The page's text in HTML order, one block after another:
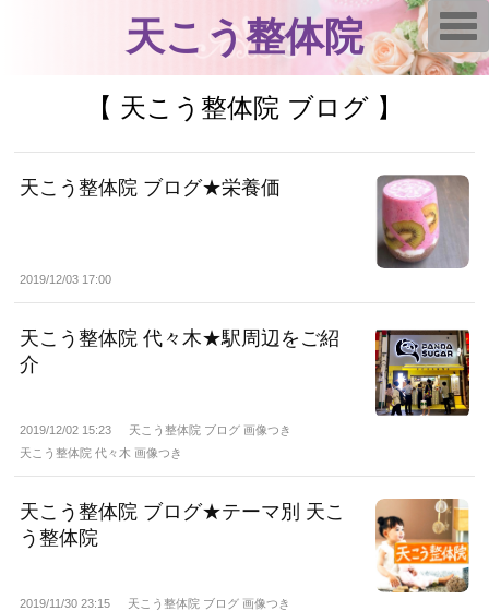
天こう整体院
【 天こう整体院 ブログ 】
天こう整体院 ブログ★栄養価
2019/12/03 17:00
天こう整体院 代々木★駅周辺をご紹
介
2019/12/02 15:23
天こう整体院 ブログ 画像つき
天こう整体院 代々木 画像つき
天こう整体院 ブログ★テーマ別 天こ
う整体院
2019/11/30 23:15 天こう整体院 ブログ 画像つき
T
o
g
g
v
n